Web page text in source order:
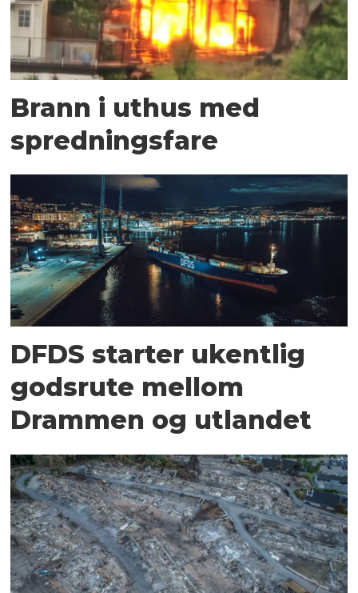
Brann i uthus med
spredningsfare
DFDS starter ukentlig
godsrute mellom
Drammen og utlandet